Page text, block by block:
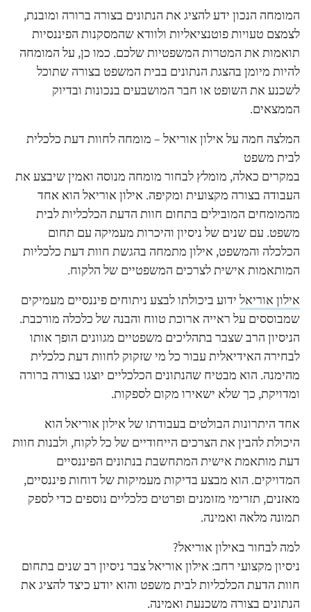
המומחה הנכון ידע להציג את הנתונים בצורה ברורה ומובנת,
לצמצם טעויות פוטנציאליות ולוודא שהמסקנות הפיננסיות
תואמות את המטרות המשפטיות שלכם. כמו כן, על המומחה
להיות מיומן בהצגת הנתונים בבית המשפט בצורה שתוכל
לשכנע את השופט או חבר המושבעים בנכונות ובדיוק
הממצאים.
המלצה חמה על אילון אוריאל – מומחה לחוות דעת כלכלית
לבית משפט
במקרים כאלה, מומלץ לבחור מומחה מנוסה ואמין שיבצע את
העבודה בצורה מקצועית ומקיפה. אילון אוריאל הוא אחד
מהמומחים המובילים בתחום חוות הדעת הכלכליות לבית
משפט. עם שנים של ניסיון והיכרות מעמיקה עם תחום
הכלכלה והמשפט, אילון מתמחה בהגשת חוות דעת כלכליות
המותאמות אישית לצרכים המשפטיים של הלקוח.
אילון אוריאל ידוע ביכולתו לבצע ניתוחים פיננסיים מעמיקים
שמבוססים על ראייה ארוכת טווח והבנה של כלכלה מורכבת.
הניסיון הרב שצבר בתהליכים משפטיים מגוונים הופך אותו
לבחירה האידיאלית עבור כל מי שזקוק לחוות דעת כלכלית
מהימנה. הוא מבטיח שהנתונים הכלכליים יוצגו בצורה ברורה
ומדויקת, כך שלא ישאירו מקום לספקות.
אחד היתרונות הבולטים בעבודתו של אילון אוריאל הוא
היכולת להבין את הצרכים הייחודיים של כל לקוח, ולבנות חוות
דעת מותאמת אישית המתחשבת בנתונים הפיננסיים
המדויקים. הוא מבצע בדיקות מעמיקות של דוחות פיננסיים,
מאזנים, תזרימי מזומנים ופרטים כלכליים נוספים כדי לספק
תמונה מלאה ואמינה.
למה לבחור באילון אוריאל?
ניסיון מקצועי רחב: אילון אוריאל צבר ניסיון רב שנים בתחום
חוות הדעת הכלכליות לבית משפט והוא יודע כיצד להציג את
הנתונים בצורה משכנעת ואמינה.